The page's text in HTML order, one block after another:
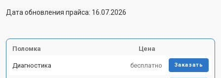
Дата обновления прайса: 16.07.2026
Поломка Цена
Диагностика бесплатно Заказать